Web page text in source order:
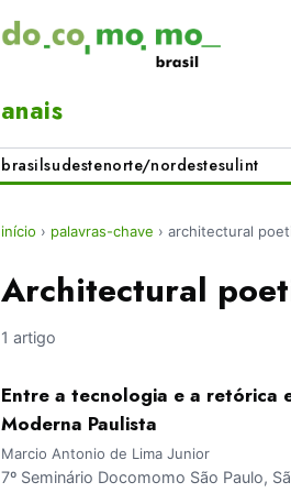
anais
brasilsudestenorte/nordestesulint
início › palavras-chave › architectural
Architectural
1 artigo
Entre a tecnologia e a retórica
Moderna Paulista
Marcio Antonio de Lima Junior
7º Seminário Docomomo São Paulo,